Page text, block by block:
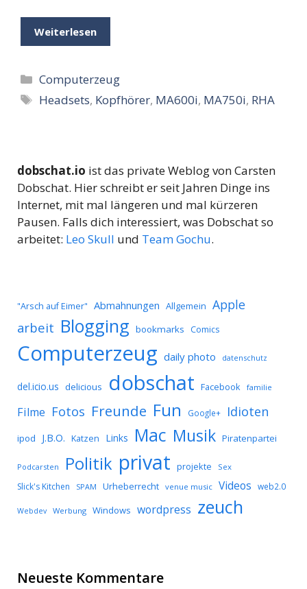
Weiterlesen
Kategorien
Computerzeug
Schlagwörter
Headsets, Kopfhörer, MA600i, MA750i, RHA
dobschat.io ist das private Weblog von Carsten
Dobschat. Hier schreibt er seit Jahren Dinge ins
Internet, mit mal längeren und mal kürzeren
Pausen. Falls dich interessiert, was Dobschat so
arbeitet: Leo Skull und Team Gochu.
"Arsch auf Eimer" Abmahnungen Allgemein Apple
arbeit Blogging bookmarks Comics
Computerzeug daily photo datenschutz
del.icio.us delicious dobschat Facebook familie
Filme Fotos Freunde Fun Google+ Idioten
ipod J.B.O. Katzen Links Mac Musik Piratenpartei
Podcarsten Politik privat projekte Sex
Slick's Kitchen SPAM Urheberrecht venue music Videos web2.0
Webdev Werbung Windows wordpress zeuch
Neueste Kommentare